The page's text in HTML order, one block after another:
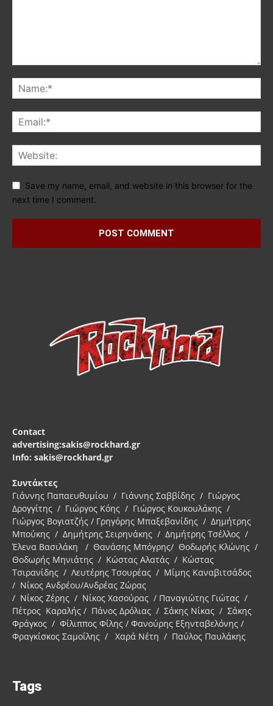
Save my name, email, and website in this browser for the
next time I comment.
Contact
advertising:sakis@rockhard.gr
Info: sakis@rockhard.gr
Συντάκτες
Γιάννης Παπαευθυμίου / Γιάννης Σαββίδης / Γιώργος
Δρογγίτης / Γιώργος Κόης / Γιώργος Κουκουλάκης /
Γιώργος Βογιατζής / Γρηγόρης Μπαξεβανίδης / Δημήτρης
Μπούκης / Δημήτρης Σειρηνάκης / Δημήτρης Τσέλλος /
Έλενα Βασιλάκη / Θανάσης Μπόγρης/ Θοδωρής Κλώνης /
Θοδωρής Μηνιάτης / Κώστας Αλατάς / Κώστας
Τσιρανίδης / Λευτέρης Τσουρέας / Μίμης Καναβιτσάδος
/ Νίκος Ανδρέου/Ανδρέας Ζώρας
/ Νίκος Ζέρης / Νίκος Χασούρας / Παναγιώτης Γιώτας /
Πέτρος Καραλής / Πάνος Δρόλιας / Σάκης Νίκας / Σάκης
Φράγκος / Φίλιππος Φίλης / Φανούρης Εξηνταβελόνης /
Φραγκίσκος Σαμοΐλης / Χαρά Νέτη / Παύλος Παυλάκης
Tags